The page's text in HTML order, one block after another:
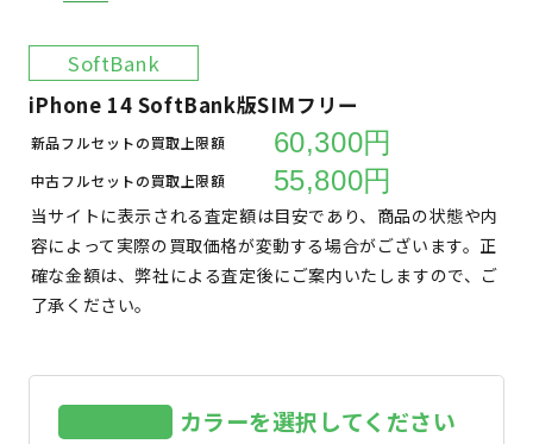
SoftBank
iPhone 14 SoftBank版SIMフリー
新品フルセットの買取上限額 60,300円
中古フルセットの買取上限額 55,800円
当サイトに表示される査定額は目安であり、商品の状態や内
容によって実際の買取価格が変動する場合がございます。正
確な金額は、弊社による査定後にご案内いたしますので、ご
了承ください。
カラーを選択してください